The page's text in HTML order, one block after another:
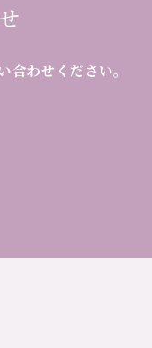
わせください。